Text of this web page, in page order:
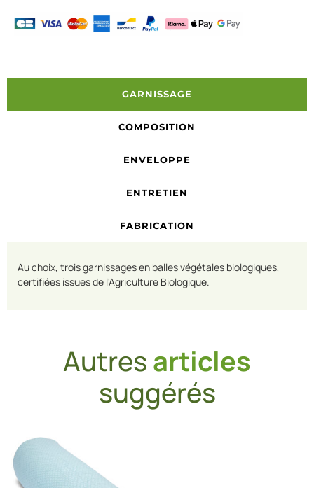
GARNISSAGE
COMPOSITION
ENVELOPPE
ENTRETIEN
FABRICATION
Au choix, trois garnissages en balles végétales biologiques,
certifiées issues de l'Agriculture Biologique.
Autresarticles
suggérés